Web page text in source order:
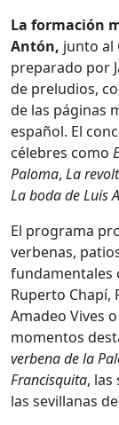
La formación
Antón, junto al
preparado por
de preludios,
de las páginas
español. El
célebres como
Paloma, La
La boda de Luis
El programa
verbenas,
fundamentales
Ruperto Chapí,
Amadeo Vives
momentos
verbena de la
Francisquita, las
las sevillanas de